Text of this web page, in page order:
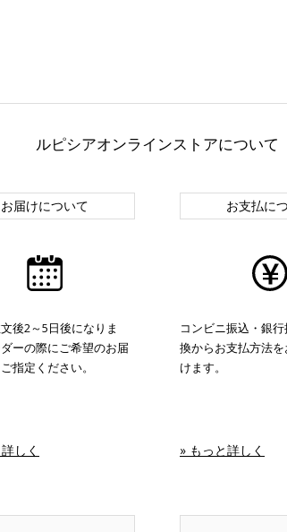
ルピシアオンラインストアについて
お届けについて
後2～5日後になりま
ーの際にご希望のお届
指定ください。
しく
お支払に
コンビニ振込・銀
換からお支払方法
けます。
» もっと詳しく